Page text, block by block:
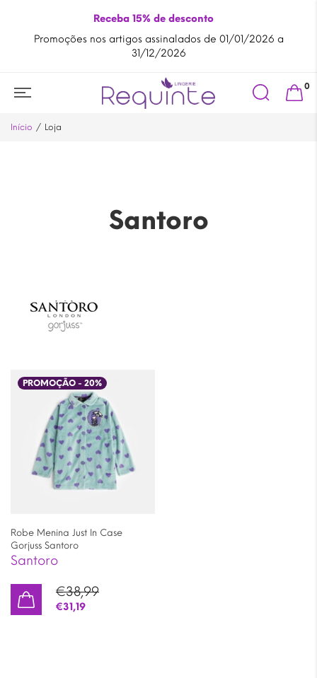
Receba 15% de desconto
Promoções nos artigos assinalados de 01/01/2026 a
31/12/2026
Search
for:
0
Início Loja
Santoro
PROMOÇÃO - 20%
Robe Menina Just In Case
Gorjuss Santoro
Santoro
€38,99
€31,19